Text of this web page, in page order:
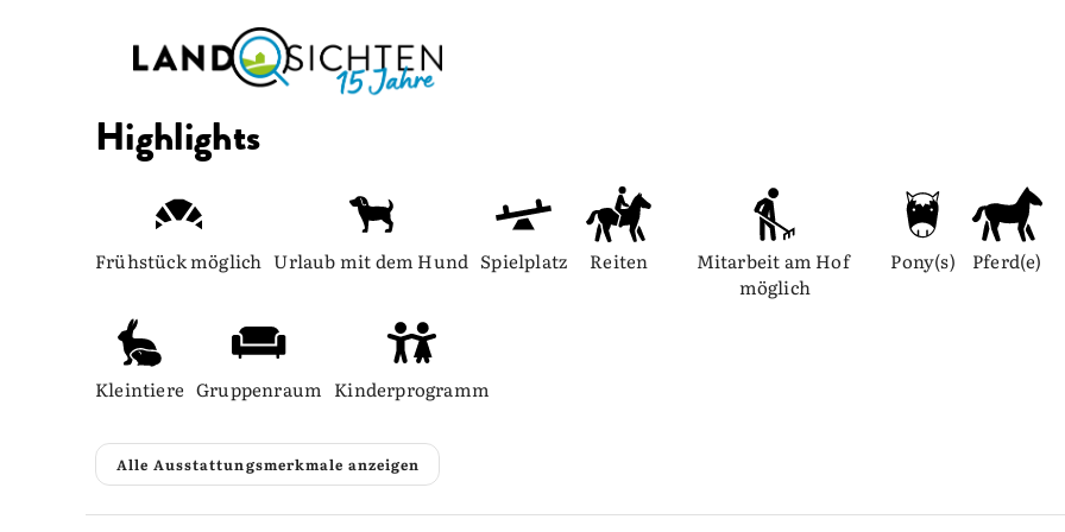
Highlights
Frühstück möglich Urlaub mit dem Hund Spielplatz Reiten
Mitarbeit am Hof
möglich
Pony(s) Pferd(e)
Kleintiere Gruppenraum Kinderprogramm
Alle Ausstattungsmerkmale anzeigen